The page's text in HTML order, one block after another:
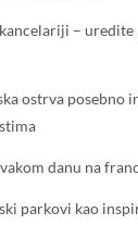
– uredite
ostrva posebno
danu na
parkovi kao